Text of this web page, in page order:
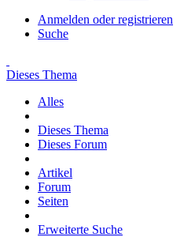
Anmelden oder registrieren
Suche
Dieses Thema
Alles
Dieses Thema
Dieses Forum
Artikel
Forum
Seiten
Erweiterte Suche